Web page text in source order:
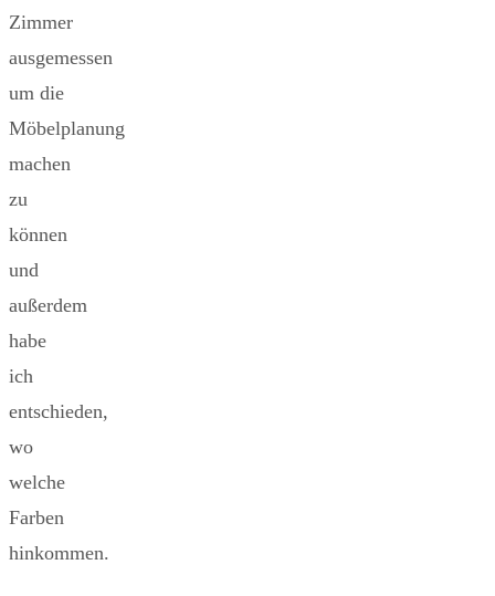
Zimmer
ausgemessen
um die
Möbelplanung
machen
zu
können
und
außerdem
habe
ich
entschieden,
wo
welche
Farben
hinkommen.